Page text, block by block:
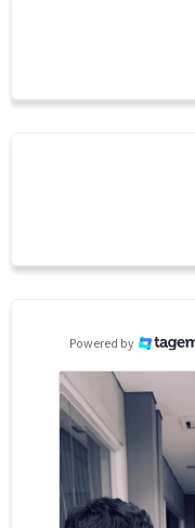
Powered by